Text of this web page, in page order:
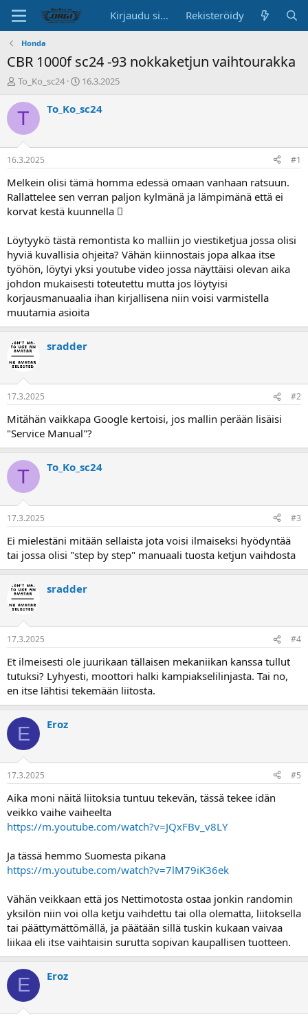
Kirjaudu sisään Rekisteröidy
Honda
CBR 1000f sc24 -93 nokkaketjun vaihtourakka
K
s
k
s
t
e
l
u
n
a
o
i
t
t
a
j
a
To_Ko_sc24
A
o
p
ä
v
ä
16.3.2025
T To_Ko_sc24
16.3.2025 #1
Melkein olisi tämä homma edessä omaan vanhaan ratsuun.
Rallattelee sen verran paljon kylmänä ja lämpimänä että ei
korvat kestä kuunnella 
Löytyykö tästä remontista ko malliin jo viestiketjua jossa olisi
hyviä kuvallisia ohjeita? Vähän kiinnostais jopa alkaa itse
työhön, löytyi yksi youtube video jossa näyttäisi olevan aika
johdon mukaisesti toteutettu mutta jos löytyisi
korjausmanuaalia ihan kirjallisena niin voisi varmistella
muutamia asioita
sradder
17.3.2025 #2
Mitähän vaikkapa Google kertoisi, jos mallin perään lisäisi
"Service Manual"?
T To_Ko_sc24
17.3.2025 #3
Ei mielestäni mitään sellaista jota voisi ilmaiseksi hyödyntää
tai jossa olisi "step by step" manuaali tuosta ketjun vaihdosta
sradder
17.3.2025 #4
Et ilmeisesti ole juurikaan tällaisen mekaniikan kanssa tullut
tutuksi? Lyhyesti, moottori halki kampiakselilinjasta. Tai no,
en itse lähtisi tekemään liitosta.
E Eroz
17.3.2025 #5
Aika moni näitä liitoksia tuntuu tekevän, tässä tekee idän
veikko vaihe vaiheelta
https://m.youtube.com/watch?v=JQxFBv_v8LY
Ja tässä hemmo Suomesta pikana
https://m.youtube.com/watch?v=7lM79iK36ek
Vähän veikkaan että jos Nettimotosta ostaa jonkin randomin
yksilön niin voi olla ketju vaihdettu tai olla olematta, liitoksella
tai päättymättömällä, ja päätään sillä tuskin kukaan vaivaa
liikaa eli itse vaihtaisin surutta sopivan kaupallisen tuotteen.
E Eroz